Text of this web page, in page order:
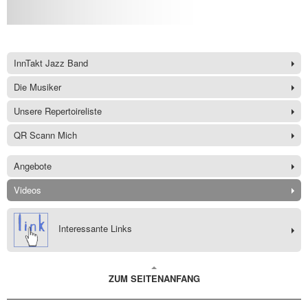
InnTakt Jazz Band
Die Musiker
Unsere Repertoireliste
QR Scann Mich
Angebote
Videos
Interessante Links
ZUM SEITENANFANG